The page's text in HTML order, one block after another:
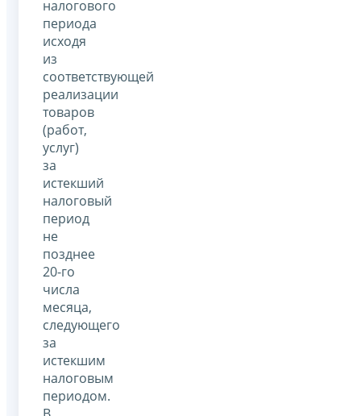
налогового
периода
исходя
из
соответствующей
реализации
товаров
(работ,
услуг)
за
истекший
налоговый
период
не
позднее
20-го
числа
месяца,
следующего
за
истекшим
налоговым
периодом.